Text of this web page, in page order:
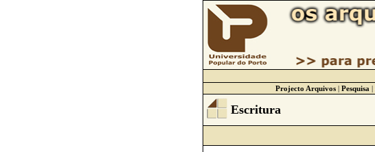
Projecto Arquivos| Pesquisa |
Escritura